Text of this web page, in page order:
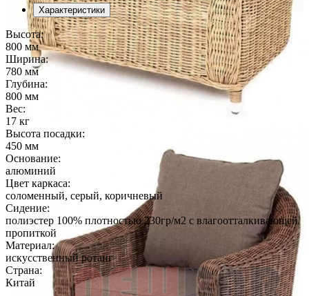
Характеристики
Высота:
800 мм
Ширина:
780 мм
Глубина:
800 мм
Вес:
17 кг
Высота посадки:
450 мм
Основание:
алюминий
Цвет каркаса:
соломенный, серый, коричневый
Сидение:
полиэстер 100% плотностью 230гр/м2 с влагоотталкивающей
пропиткой
Материал:
искусственный ротанг
Страна:
Китай